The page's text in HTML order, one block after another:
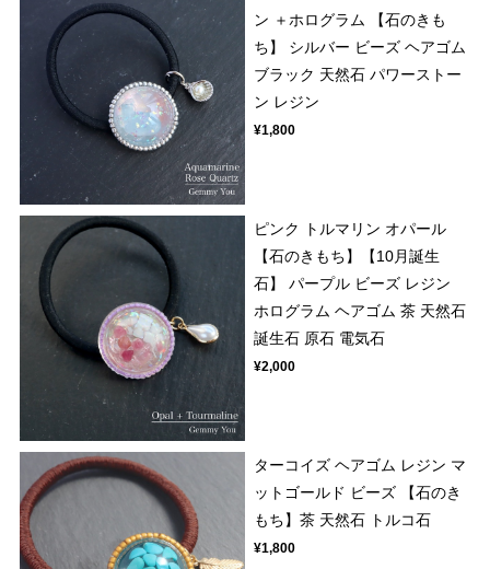
ン ＋ホログラム 【石のきも
ち】 シルバー ビーズ ヘアゴム
ブラック 天然石 パワーストー
ン レジン
¥1,800
ピンク トルマリン オパール
【石のきもち】【10月誕生
石】 パープル ビーズ レジン
ホログラム ヘアゴム 茶 天然石
誕生石 原石 電気石
¥2,000
ターコイズ ヘアゴム レジン マ
ットゴールド ビーズ 【石のき
もち】茶 天然石 トルコ石
¥1,800